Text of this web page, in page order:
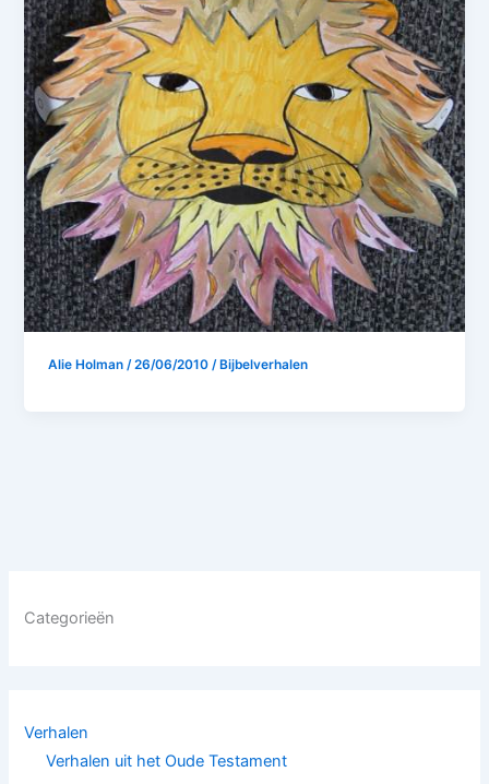
Categorieën
Verhalen
Verhalen uit het Oude Testament
Alie Holman/26/06/2010/ Bijbelverhalen